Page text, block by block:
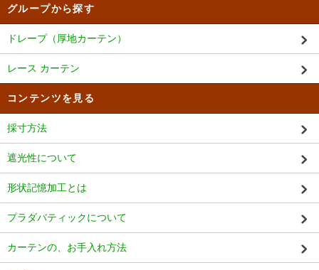
グループから探す
ドレープ（厚地カーテン）
レース カーテン
コンテンツを見る
採寸方法
遮光性について
形状記憶加工とは
プラダバティックについて
カーテンの、お手入れ方法